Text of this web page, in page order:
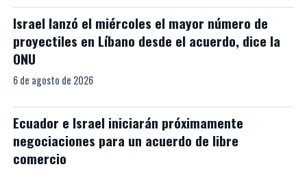
Israel lanzó el miércoles el mayor número de
proyectiles en Líbano desde el acuerdo, dice la
ONU
6 de agosto de 2026
Ecuador e Israel iniciarán próximamente
negociaciones para un acuerdo de libre
comercio